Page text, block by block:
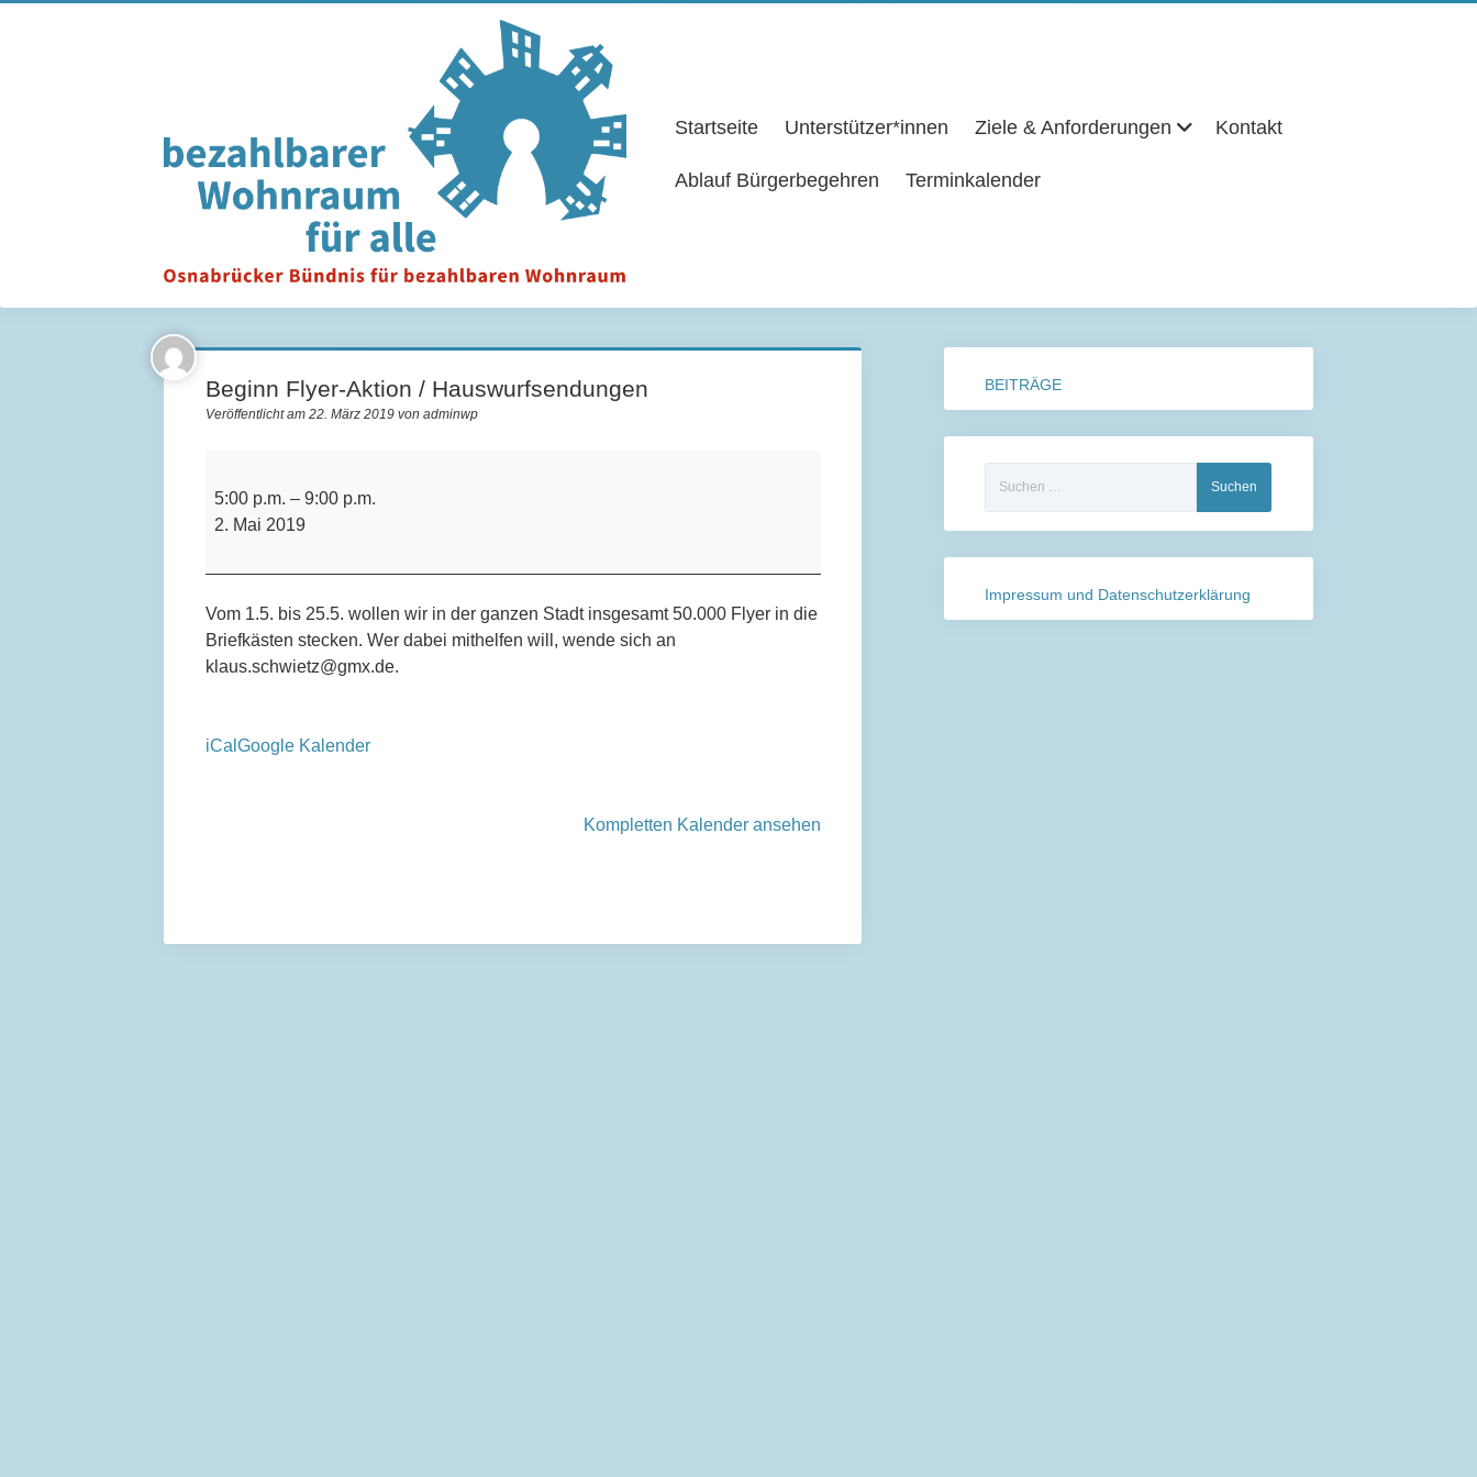
Startseite Unterstützer*innen Ziele & Anforderungen Kontakt
Ablauf Bürgerbegehren Terminkalender
Beginn Flyer-Aktion / Hauswurfsendungen
Veröffentlicht am 22. März 2019 von adminwp
Flyer-
Aktion
5:00 p.m. – 9:00 p.m.
2. Mai 2019
Vom 1.5. bis 25.5. wollen wir in der ganzen Stadt insgesamt 50.000 Flyer in die
Briefkästen stecken. Wer dabei mithelfen will, wende sich an
klaus.schwietz@gmx.de.
iCal Google Kalender
Kompletten Kalender ansehen
BEITRÄGE
Impressum und Datenschutzerklärung